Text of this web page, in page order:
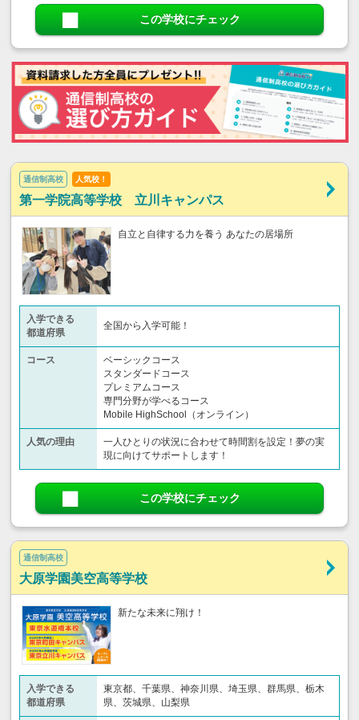
この学校にチェック
通信制高校 人気校！
第一学院高等学校 立川キャンパス
自立と自律する力を養う あなたの居場所
入学できる
都道府県
全国から入学可能！
コース
ベーシックコース
スタンダードコース
プレミアムコース
専門分野が学べるコース
Mobile HighSchool（オンライン）
人気の理由
一人ひとりの状況に合わせて時間割を設定！夢の実
現に向けてサポートします！
この学校にチェック
通信制高校
大原学園美空高等学校
新たな未来に翔け！
入学できる
都道府県
東京都、千葉県、神奈川県、埼玉県、群馬県、栃木
県、茨城県、山梨県